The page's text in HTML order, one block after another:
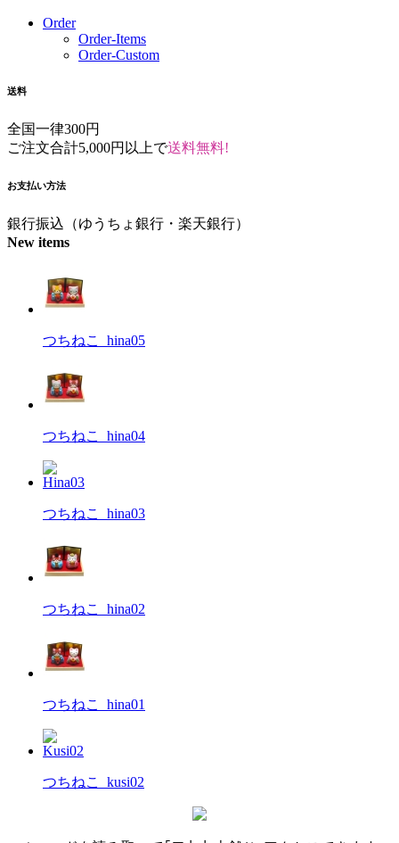
Order
Order-Items
Order-Custom
送料
全国一律300円
ご注文合計5,000円以上で送料無料!
お支払い方法
銀行振込（ゆうちょ銀行・楽天銀行）
New items
つちねこ_hina05
つちねこ_hina04
つちねこ_hina03
つちねこ_hina02
つちねこ_hina01
つちねこ_kusi02